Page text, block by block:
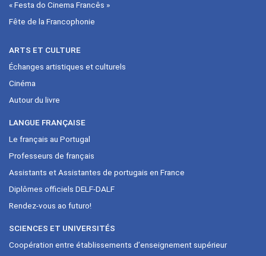
« Festa do Cinema Francês »
Fête de la Francophonie
ARTS ET CULTURE
Échanges artistiques et culturels
Cinéma
Autour du livre
LANGUE FRANÇAISE
Le français au Portugal
Professeurs de français
Assistants et Assistantes de portugais en France
Diplômes officiels DELF-DALF
Rendez-vous ao futuro!
SCIENCES ET UNIVERSITÉS
Coopération entre établissements d’enseignement supérieur